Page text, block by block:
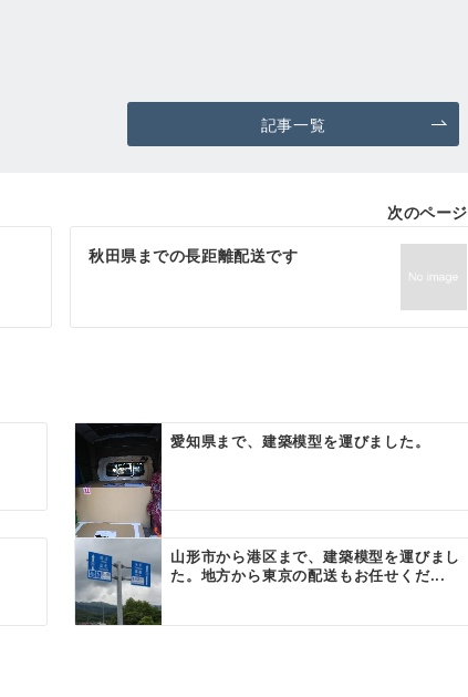
記事一覧
次のページ
秋田県までの長距離配送です
愛知県まで、建築模型を運びました。
山形市から港区まで、建築模型を運びまし
た。地方から東京の配送もお任せくだ...